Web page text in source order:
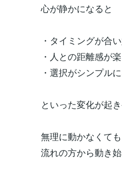
心が静かになると
・タイミングが合
・人との距離感が
・選択がシンプル
といった変化が起
無理に動かなくても
流れの方から動き始